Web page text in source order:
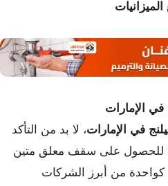
الإمارات
في الإمارات، لا بد من التأكد
للحصول على سقف معلق متين
كواحدة من أبرز الشركات